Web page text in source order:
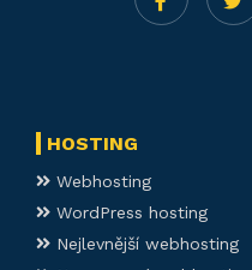
HOSTING
Webhosting
WordPress hosting
Nejlevnější webhosting